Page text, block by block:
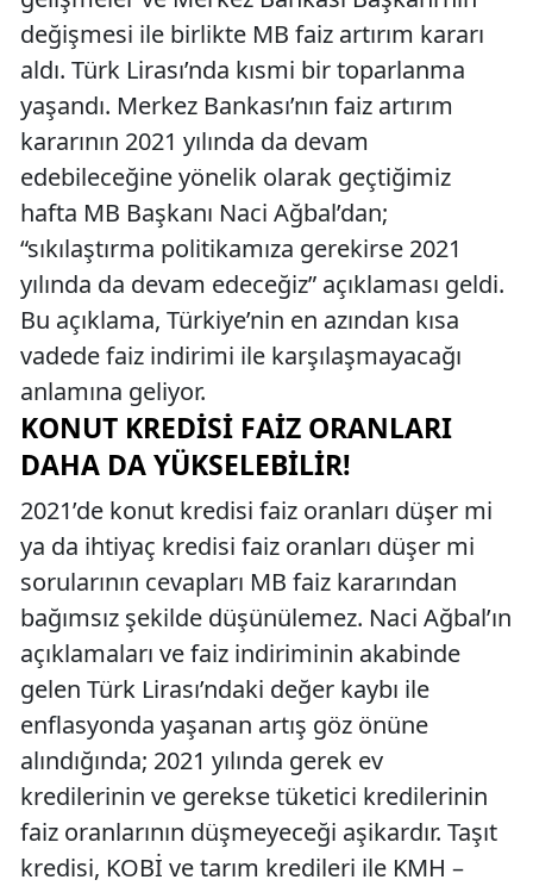
değişmesi ile birlikte MB faiz artırım kararı
aldı. Türk Lirası’nda kısmi bir toparlanma
yaşandı. Merkez Bankası’nın faiz artırım
kararının 2021 yılında da devam
edebileceğine yönelik olarak geçtiğimiz
hafta MB Başkanı Naci Ağbal’dan;
“sıkılaştırma politikamıza gerekirse 2021
yılında da devam edeceğiz” açıklaması geldi.
Bu açıklama, Türkiye’nin en azından kısa
vadede faiz indirimi ile karşılaşmayacağı
anlamına geliyor.
KONUT KREDISI FAIZ ORANLARI
DAHA DA YÜKSELEBILIR!
2021’de konut kredisi faiz oranları düşer mi
ya da ihtiyaç kredisi faiz oranları düşer mi
sorularının cevapları MB faiz kararından
bağımsız şekilde düşünülemez. Naci Ağbal’ın
açıklamaları ve faiz indiriminin akabinde
gelen Türk Lirası’ndaki değer kaybı ile
enflasyonda yaşanan artış göz önüne
alındığında; 2021 yılında gerek ev
kredilerinin ve gerekse tüketici kredilerinin
faiz oranlarının düşmeyeceği aşikardır. Taşıt
kredisi, KOBİ ve tarım kredileri ile KMH –